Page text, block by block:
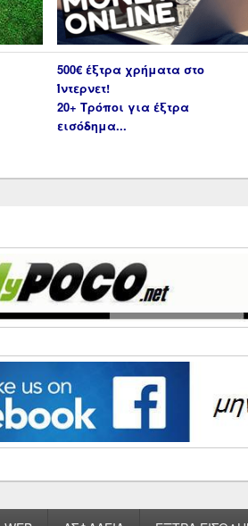
500€ έξτρα χρήματα στο
Ίντερνετ!
20+ Τρόποι για έξτρα
εισόδημα...